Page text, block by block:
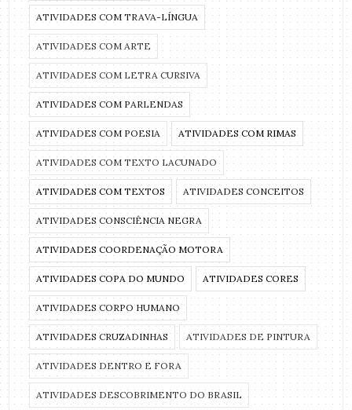
ATIVIDADES COM TRAVA-LÍNGUA
ATIVIDADES COM ARTE
ATIVIDADES COM LETRA CURSIVA
ATIVIDADES COM PARLENDAS
ATIVIDADES COM POESIA ATIVIDADES COM RIMAS
ATIVIDADES COM TEXTO LACUNADO
ATIVIDADES COM TEXTOS ATIVIDADES CONCEITOS
ATIVIDADES CONSCIÊNCIA NEGRA
ATIVIDADES COORDENAÇÃO MOTORA
ATIVIDADES COPA DO MUNDO ATIVIDADES CORES
ATIVIDADES CORPO HUMANO
ATIVIDADES CRUZADINHAS ATIVIDADES DE PINTURA
ATIVIDADES DENTRO E FORA
ATIVIDADES DESCOBRIMENTO DO BRASIL